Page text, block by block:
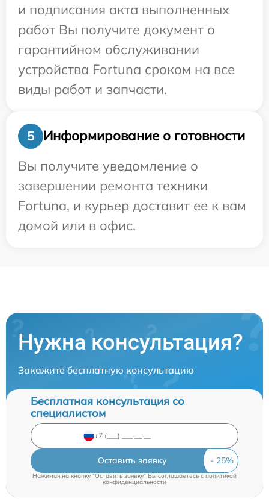
и подписания акта выполненных
работ Вы получите документ о
гарантийном обслуживании
устройства Fortuna сроком на все
виды работ и запчасти.
5
Информирование о готовности
Вы получите уведомление о
завершении ремонта техники
Fortuna, и курьер доставит ее к вам
домой или в офис.
Нужна консультация?
Закажите бесплатную консультацию
Бесплатная консультация со
специалистом
Оставить заявку
Нажимая на кнопку "Оставить заявку" Вы соглашаетесь cполитикой
конфиденциальности